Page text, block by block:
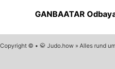
GANBAATAR
Copyright © • 🥋 Judo.how » Alles rund